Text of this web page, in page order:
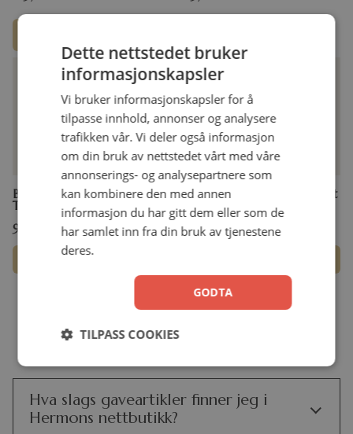
Bibel Index Floral Pink and
Teal
99,00
kr
Bibel Index Gull m svart skrift
99,00kr
1 2 3
Spørsmål og svar
Hva slags gaveartikler finner jeg i
Hermons nettbutikk?
Dette nettstedet bruker
informasjonskapsler
Vi bruker informasjonskapsler for å
tilpasse innhold, annonser og analysere
trafikken vår. Vi deler også informasjon
om din bruk av nettstedet vårt med våre
annonserings- og analysepartnere som
kan kombinere den med annen
informasjon du har gitt dem eller som de
har samlet inn fra din bruk av tjenestene
deres.
GODTA
TILPASS COOKIES